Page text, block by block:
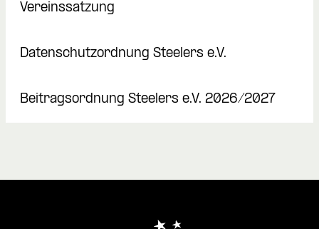
Vereinssatzung
Datenschutzordnung Steelers e.V.
Beitragsordnung Steelers e.V. 2026/2027